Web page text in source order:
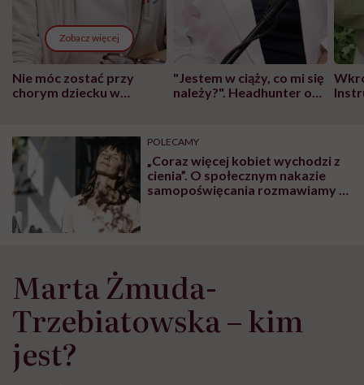
Zobacz więcej
Nie móc zostać przy
chorym dziecku w
może chyba tylko
głupota i brak
wyobraźni"
"Jestem w ciąży, co mi się
należy?". Headhunter o
pracy
POLECAMY
„Coraz więcej kobiet wychodzi z
cienia”. O społecznym nakazie
samopoświęcania rozmawiamy z
Marta Żmuda-
Trzebiatowska – kim
jest?